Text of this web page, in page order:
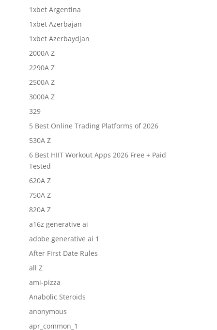
1xbet Argentina
1xbet Azerbajan
1xbet Azerbaydjan
2000A Z
2290A Z
2500A Z
3000A Z
329
5 Best Online Trading Platforms of 2026
530A Z
6 Best HIIT Workout Apps 2026 Free + Paid
Tested
620A Z
750A Z
820A Z
a16z generative ai
adobe generative ai 1
After First Date Rules
all Z
ami-pizza
Anabolic Steroids
anonymous
apr_common_1